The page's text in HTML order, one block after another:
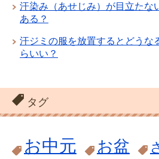
汗染み（あせじみ）が目立たな
ある？
汗ジミの服を放置するとどうな
らいい？
タグ
お中元 お盆